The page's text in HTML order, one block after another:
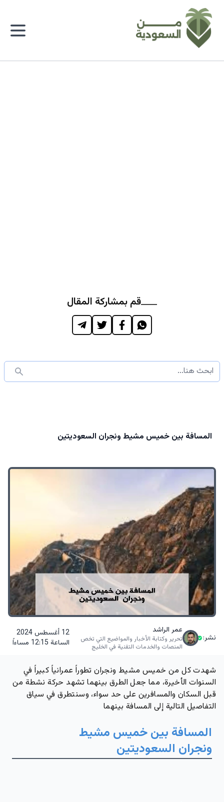
قم بمشاركة المقال
المسافة بين خميس مشيط ونجران السعوديتين
نشر:
عمر الراشد
تحرير وكتابة الأخبار والمواضيع التي تخص
المنصات والخدمات التقنية في الخليج
12 أغسطس 2024
الساعة 12:15 مساءاً
شهدت كل من خميس مشيط ونجران تطوراً عمرانياً كبيراً في
السنوات الأخيرة، مما جعل الطرق بينهما تشهد حركة نشطة من
قبل السكان والمسافرين على حد سواء، وسنتطرق في سياق
التفاصيل التالية إلى المسافة بينهما
المسافة بين خميس مشيط
ونجران السعوديتين